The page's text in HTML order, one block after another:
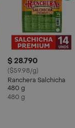
$ 28.790
($59.98/g)
Ranchera Salchicha
480 g
480 g